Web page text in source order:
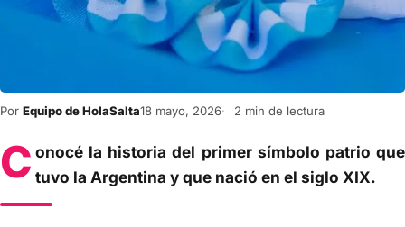
Por Equipo de HolaSalta18 mayo, 2026 2 min de lectura
C onocé la historia del primer símbolo patrio que
tuvo la Argentina y que nació en el siglo XIX.